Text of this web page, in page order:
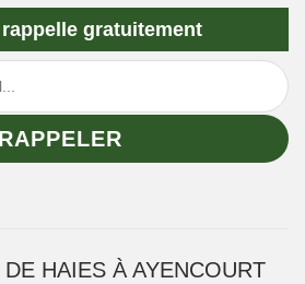
gratuitement
HAIES À AYENCOURT